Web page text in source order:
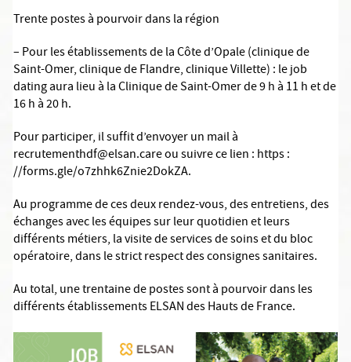
Trente postes à pourvoir dans la région
– Pour les établissements de la Côte d’Opale (clinique de
Saint-Omer, clinique de Flandre, clinique Villette) : le job
dating aura lieu à la Clinique de Saint-Omer de 9 h à 11 h et de
16 h à 20 h.
Pour participer, il suffit d’envoyer un mail à
recrutementhdf@elsan.care ou suivre ce lien : https :
//forms.gle/o7zhhk6Znie2DokZA.
Au programme de ces deux rendez-vous, des entretiens, des
échanges avec les équipes sur leur quotidien et leurs
différents métiers, la visite de services de soins et du bloc
opératoire, dans le strict respect des consignes sanitaires.
Au total, une trentaine de postes sont à pourvoir dans les
différents établissements ELSAN des Hauts de France.